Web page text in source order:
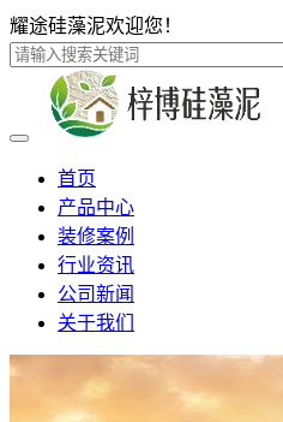
耀途硅藻泥欢迎您！
首页
产品中心
装修案例
行业资讯
公司新闻
关于我们